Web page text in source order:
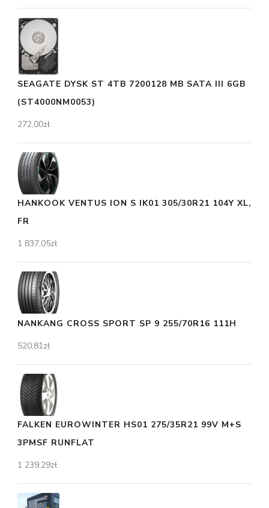
SEAGATE DYSK ST 4TB 7200128 MB SATA III 6GB
(ST4000NM0053)
272,00zł
HANKOOK VENTUS ION S IK01 305/30R21 104Y XL,
FR
1 837,05zł
NANKANG CROSS SPORT SP 9 255/70R16 111H
520,81zł
FALKEN EUROWINTER HS01 275/35R21 99V M+S
3PMSF RUNFLAT
1 239,29zł